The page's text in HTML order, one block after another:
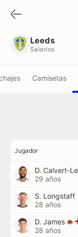
Leeds
Salarios
Camisetas
Jugador
29 años
S. Longstaff
28 años
D. James
28 años